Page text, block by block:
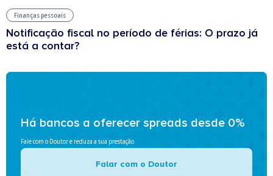
Finanças pessoais
Notificação fiscal no período de férias: O prazo já
está a contar?
Há bancos a oferecer spreads desde 0%
Fale com o Doutor e reduza a sua prestação
Falar com o Doutor